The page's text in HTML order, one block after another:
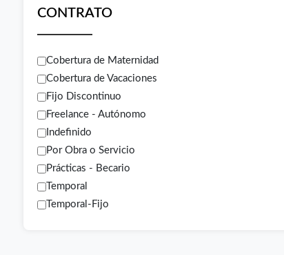
CONTRATO
Cobertura de Maternidad
Cobertura de Vacaciones
Fijo Discontinuo
Freelance - Autónomo
Indefinido
Por Obra o Servicio
Prácticas - Becario
Temporal
Temporal-Fijo